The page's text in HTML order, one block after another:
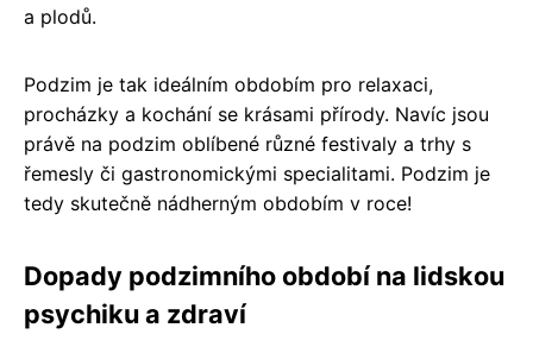
a plodů.
Podzim je tak ideálním obdobím pro relaxaci,
procházky a kochání se krásami přírody. Navíc jsou
právě na podzim oblíbené různé festivaly a trhy s
řemesly či gastronomickými specialitami. Podzim je
tedy skutečně nádherným obdobím v roce!
Dopady podzimního období na lidskou
psychiku a zdraví